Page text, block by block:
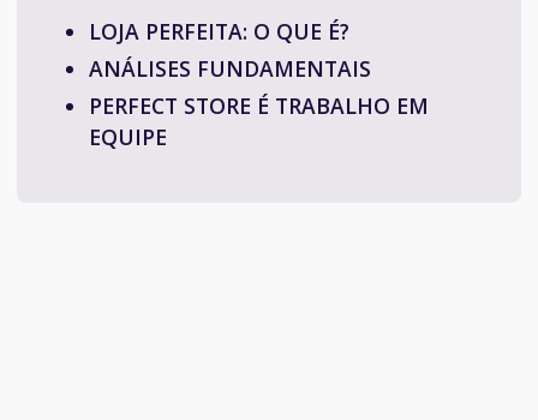
LOJA PERFEITA: O QUE É?
ANÁLISES FUNDAMENTAIS
PERFECT STORE É TRABALHO EM
EQUIPE